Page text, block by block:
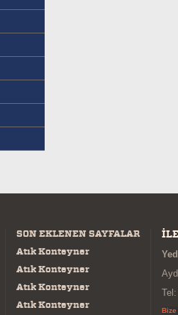
SON EKLENEN SAYFALAR
Atık Konteyner
Atık Konteyner
Atık Konteyner
Atık Konteyner
Bize